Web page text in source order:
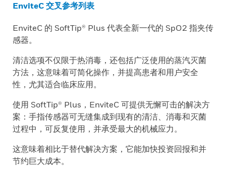
EnviteC 交叉参考列表
EnviteC 的 SoftTip® Plus 代表全新一代的 SpO2 指夹传
感器。
清洁选项不仅限于热消毒，还包括广泛使用的蒸汽灭菌
方法，这意味着可简化操作，并提高患者和用户安全
性，尤其适合临床应用。
使用 SoftTip® Plus，EnviteC 可提供无懈可击的解决方
案：手指传感器可无缝集成到现有的清洁、消毒和灭菌
过程中，可反复使用，并承受最大的机械应力。
这意味着相比于替代解决方案，它能加快投资回报和并
节约巨大成本。